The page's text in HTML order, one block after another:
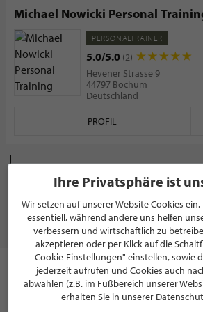
Michael Nowicki Personal
PERSONALTRAINER
5.0/5.0 (2)
Hevener Strasse 9
44797 Bochum
Deutschland
PROFIL
FITNESS &
Der Alltag verlangt uns einiges ab. Aus
besonders wichtig, dass wir unsere
vernachlässigen und öfter etwas für
Ihre Privatsphäre ist
Wir setzen auf unserer Website Cookies
essentiell, während andere uns helfen
verbessern und wirtschaftlich zu
akzeptieren oder per Klick auf die
Cookie-Einstellungen" einstellen, sowie
jederzeit aufrufen und Cookies auch
abwählen (z.B. im Fußbereich unserer
erhalten Sie in unserer